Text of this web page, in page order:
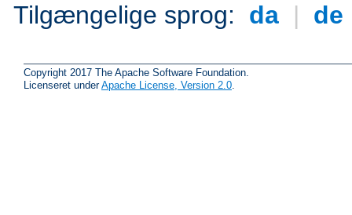
Tilgængelige sprog: da | de
Copyright 2017 The Apache Software Foundation.
Licenseret underApache License, Version 2.0